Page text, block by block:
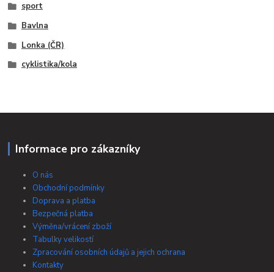
sport
Bavlna
Lonka (ČR)
cyklistika/kola
Informace pro zákazníky
O nás
Obchodní podmínky
Doprava a platba
Bezpečná platba
Výměna/vrácení zboží
Tabulky velikostí
Zpracování osobních údajů a jejich ochrana
Kontakty